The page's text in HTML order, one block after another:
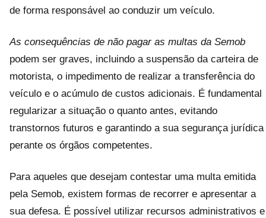
de forma responsável ao conduzir um veículo.
As consequências de não pagar as multas da Semob
podem ser graves, incluindo a suspensão da carteira de
motorista, o impedimento de realizar a transferência do
veículo e o acúmulo de custos adicionais. É fundamental
regularizar a situação o quanto antes, evitando
transtornos futuros e garantindo a sua segurança jurídica
perante os órgãos competentes.
Para aqueles que desejam contestar uma multa emitida
pela Semob, existem formas de recorrer e apresentar a
sua defesa. É possível utilizar recursos administrativos e